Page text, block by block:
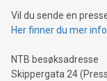
Vil du sende en
Her finner du mer
NTB besøksadresse
Skippergata 24